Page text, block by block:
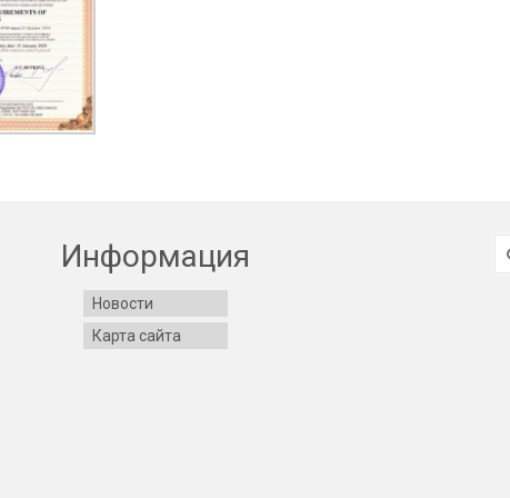
Информация
Новости
Карта сайта